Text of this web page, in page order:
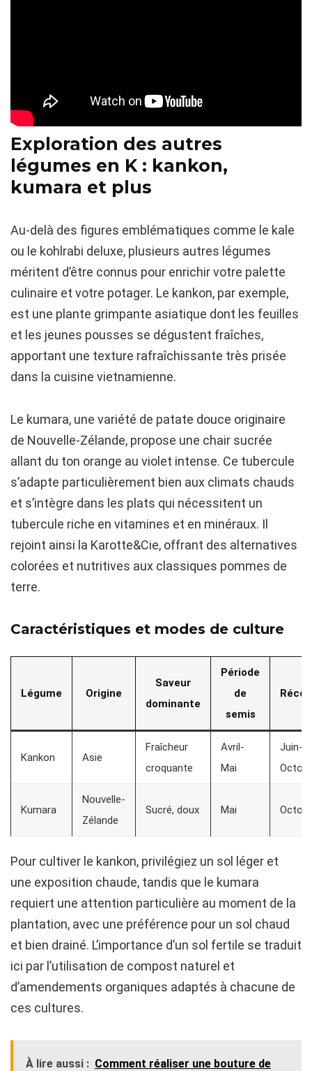
Exploration des autres
légumes en K : kankon,
kumara et plus
Au-delà des figures emblématiques comme le kale
ou le kohlrabi deluxe, plusieurs autres légumes
méritent d’être connus pour enrichir votre palette
culinaire et votre potager. Le kankon, par exemple,
est une plante grimpante asiatique dont les feuilles
et les jeunes pousses se dégustent fraîches,
apportant une texture rafraîchissante très prisée
dans la cuisine vietnamienne.
Le kumara, une variété de patate douce originaire
de Nouvelle-Zélande, propose une chair sucrée
allant du ton orange au violet intense. Ce tubercule
s’adapte particulièrement bien aux climats chauds
et s’intègre dans les plats qui nécessitent un
tubercule riche en vitamines et en minéraux. Il
rejoint ainsi la Karotte&Cie, offrant des alternatives
colorées et nutritives aux classiques pommes de
terre.
Caractéristiques et modes de culture
Légume Origine
Saveur
dominante
Période
de
semis
Kankon Asie
Fraîcheur
croquante
Avril-
Mai
Juin-
Kumara
Nouvelle-
Zélande
Sucré, doux Mai
Pour cultiver le kankon, privilégiez un sol léger et
une exposition chaude, tandis que le kumara
requiert une attention particulière au moment de la
plantation, avec une préférence pour un sol chaud
et bien drainé. L’importance d’un sol fertile se traduit
ici par l’utilisation de compost naturel et
d’amendements organiques adaptés à chacune de
ces cultures.
À lire aussi : Comment réaliser une bouture de